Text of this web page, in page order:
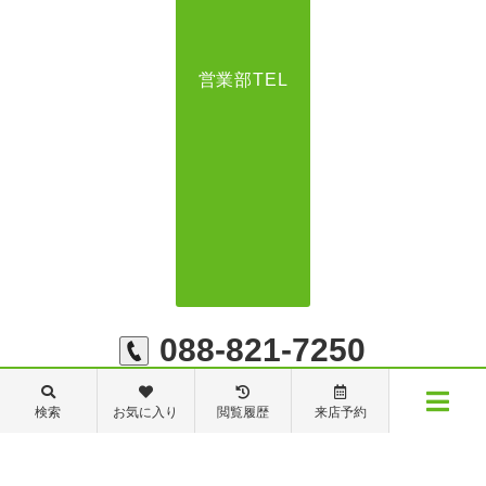
営業部TEL
088-821-7250
検索 お気に入り 閲覧履歴 来店予約